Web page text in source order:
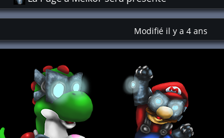
Modifié il y a 4 ans